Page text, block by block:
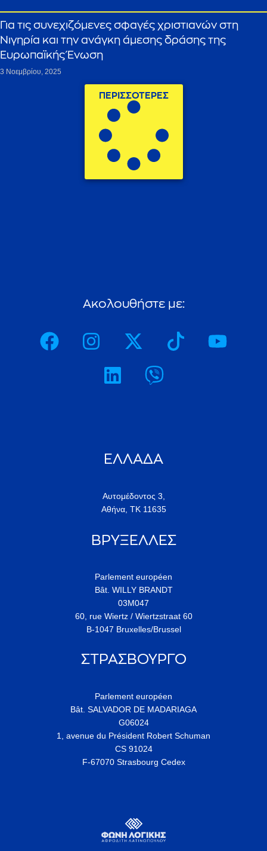
Για τις συνεχιζόμενες σφαγές χριστιανών στη
Νιγηρία και την ανάγκη άμεσης δράσης της
Ευρωπαϊκής Ένωση
3 Νοεμβρίου, 2025
ΠΕΡΙΣΣΟΤΕΡΕΣ
Aκολουθήστε με:
ΕΛΛΑΔΑ
Αυτομέδοντος 3,
Αθήνα, ΤΚ 11635
ΒΡΥΞΕΛΛΕΣ
Parlement européen
Bât. WILLY BRANDT
03M047
60, rue Wiertz / Wiertzstraat 60
B-1047 Bruxelles/Brussel
ΣΤΡΑΣΒΟΥΡΓΟ
Parlement européen
Bât. SALVADOR DE MADARIAGA
G06024
1, avenue du Président Robert Schuman
CS 91024
F-67070 Strasbourg Cedex